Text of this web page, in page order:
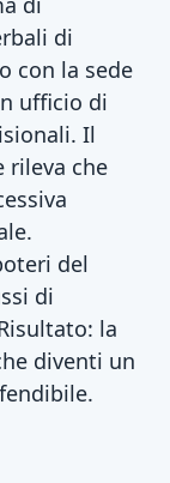
di
con la sede
ufficio di
Il
rileva che
del
di
la
diventi un